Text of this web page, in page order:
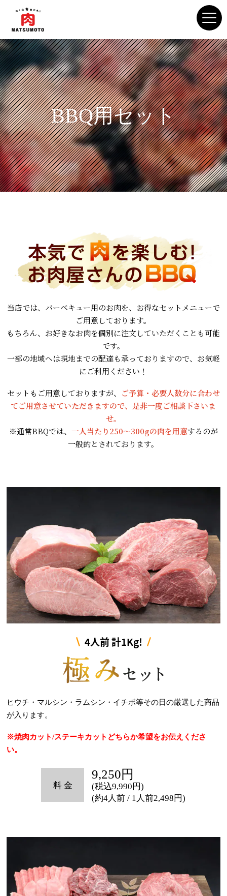
BBQ用セット
当店では、バーベキュー用のお肉を、お得なセットメニューで
ご用意しております。
もちろん、お好きなお肉を個別に注文していただくことも可能
です。
一部の地域へは現地までの配達も承っておりますので、お気軽
にご利用ください！
セットもご用意しておりますが、 ご予算・必要人数分に合わせ
てご用意させていただきますので、是非一度ご相談下さいま
せ。
※通常BBQでは、 一人当たり250～300gの肉を用意するのが
一般的とされております。
4人前 計1Kg!
ヒウチ・マルシン・ラムシン・イチボ等その日の厳選した商品
が入ります。
※焼肉カット/ステーキカットどちらか希望をお伝えくださ
い。
9,250円
(税込9,990円)
(約4人前 / 1人前2,498円)